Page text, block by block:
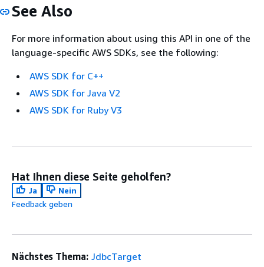
See Also
For more information about using this API in one of the
language-specific AWS SDKs, see the following:
AWS SDK for C++
AWS SDK for Java V2
AWS SDK for Ruby V3
Hat Ihnen diese Seite geholfen?
Ja
Nein
Feedback geben
Nächstes Thema: JdbcTarget